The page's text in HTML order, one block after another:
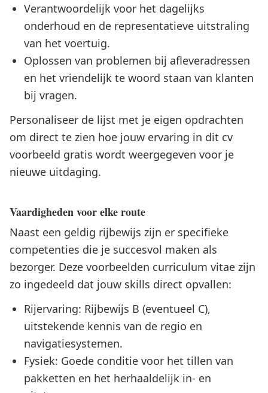
Verantwoordelijk voor het dagelijks
onderhoud en de representatieve uitstraling
van het voertuig.
Oplossen van problemen bij afleveradressen
en het vriendelijk te woord staan van klanten
bij vragen.
Personaliseer de lijst met je eigen opdrachten
om direct te zien hoe jouw ervaring in dit cv
voorbeeld gratis wordt weergegeven voor je
nieuwe uitdaging.
Vaardigheden voor elke route
Naast een geldig rijbewijs zijn er specifieke
competenties die je succesvol maken als
bezorger. Deze voorbeelden curriculum vitae zijn
zo ingedeeld dat jouw skills direct opvallen:
Rijervaring: Rijbewijs B (eventueel C),
uitstekende kennis van de regio en
navigatiesystemen.
Fysiek: Goede conditie voor het tillen van
pakketten en het herhaaldelijk in- en